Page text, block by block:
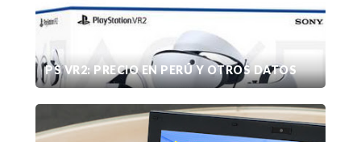
PS VR2: PRECIO EN PERÚ Y OTROS DATOS